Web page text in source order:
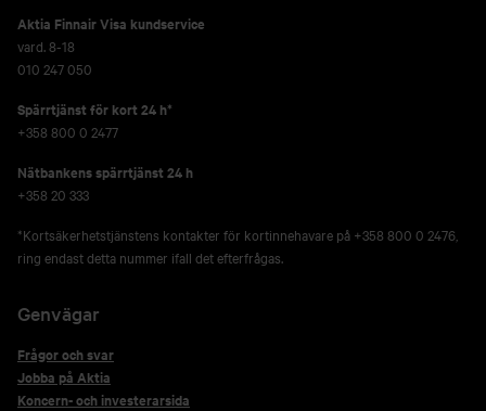
Aktia Finnair Visa kundservice
vard. 8-18
010 247 050
Spärrtjänst för kort 24 h*
+358 800 0 2477
Nätbankens spärrtjänst 24 h
+358 20 333
*Kortsäkerhetstjänstens kontakter för kortinnehavare på +358 800 0 2476,
ring endast detta nummer ifall det efterfrågas.
Genvägar
Frågor och svar
Jobba på Aktia
Koncern- och investerarsida